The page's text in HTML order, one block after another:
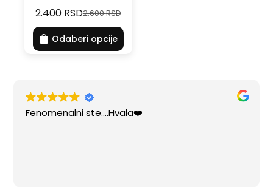
2.600RSD
2.400 RSD
Odaberi opcije
Fenomenalni ste....Hvala❤️